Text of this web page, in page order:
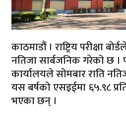
काठमाडौं । राष्ट्रिय परीक्षा
नतिजा सार्बजनिक गरेको छ ।
कार्यालयले सोमबार राति
यस बर्षको एसइईमा ६५.९८
भएका छन् ।